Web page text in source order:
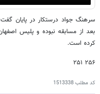
سرهنگ جواد درستکار در پایان
بعد از مسابقه نبوده و پلیس
کرده است.
۲۵۶ ۲۵۱
کد مطلب1513338